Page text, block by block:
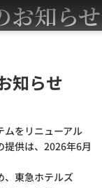
お知らせ
知らせ
ムをリニューアル
提供は、2026年6月
、東急ホテルズ